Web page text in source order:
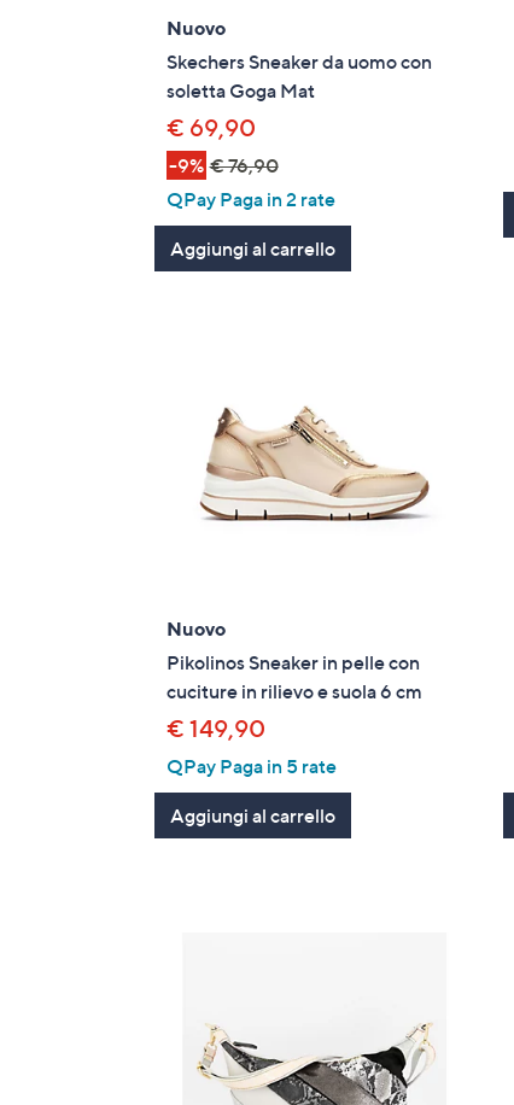
Nuovo
Skechers Sneaker da uomo con
soletta Goga Mat
€ 69,90
-9% € 76,90
QPay Paga in 2 rate
Aggiungi al carrello
Nuovo
Pikolinos Sneaker in pelle con
cuciture in rilievo e suola 6 cm
€ 149,90
QPay Paga in 5 rate
Aggiungi al carrello